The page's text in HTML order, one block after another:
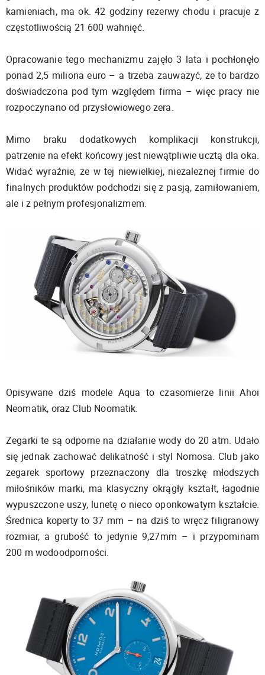
kamieniach, ma ok. 42 godziny rezerwy chodu i pracuje z
częstotliwością 21 600 wahnięć.
Opracowanie tego mechanizmu zajęło 3 lata i pochłonęło
ponad 2,5 miliona euro – a trzeba zauważyć, że to bardzo
doświadczona pod tym względem firma – więc pracy nie
rozpoczynano od przysłowiowego zera.
Mimo braku dodatkowych komplikacji konstrukcji,
patrzenie na efekt końcowy jest niewątpliwie ucztą dla oka.
Widać wyraźnie, że w tej niewielkiej, niezależnej firmie do
finalnych produktów podchodzi się z pasją, zamiłowaniem,
ale i z pełnym profesjonalizmem.
Opisywane dziś modele Aqua to czasomierze linii Ahoi
Neomatik, oraz Club Noomatik.
Zegarki te są odporne na działanie wody do 20 atm. Udało
się jednak zachować delikatność i styl Nomosa. Club jako
zegarek sportowy przeznaczony dla troszkę młodszych
miłośników marki, ma klasyczny okrągły kształt, łagodnie
wypuszczone uszy, lunetę o nieco oponkowatym kształcie.
Średnica koperty to 37 mm – na dziś to wręcz filigranowy
rozmiar, a grubość to jedynie 9,27mm – i przypominam
200 m wodoodporności.